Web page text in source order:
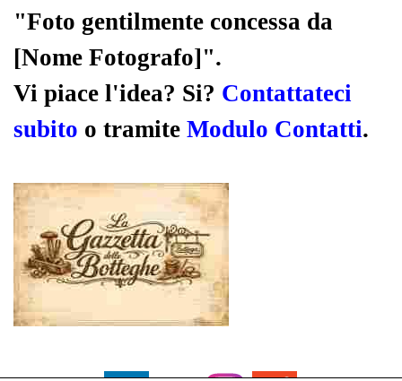
"Foto gentilmente concessa da
[Nome Fotografo]".
Vi piace l'idea? Si? Contattateci
subito o tramite Modulo Contatti.